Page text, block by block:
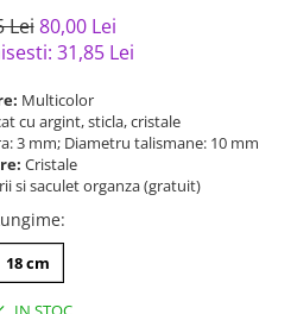
Lei 80,00 Lei
31,85 Lei
Multicolor
cu argint, sticla, cristale
3 mm; Diametru talismane: 10 mm
Cristale
si saculet organza (gratuit)
:
18 cm